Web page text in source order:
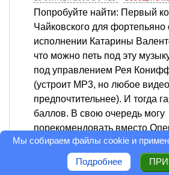
Попробуйте найти: Первый
Чайковского для фортепьяно
исполнении Катарины
что можно петь под эту
под управлением Рея
(устроит МР3, но любое видео
предпочтительнее). И тогда
баллов. В свою очередь могу
порекомендовать вместо
Она работает достаточно
множество дополнений
обременить её таким
Мы собираем файлы cookie и
Подробнее